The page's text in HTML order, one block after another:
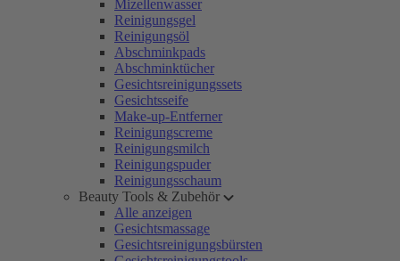
Mizellenwasser
Reinigungsgel
Reinigungsöl
Abschminkpads
Abschminktücher
Gesichtsreinigungssets
Gesichtsseife
Make-up-Entferner
Reinigungscreme
Reinigungsmilch
Reinigungspuder
Reinigungsschaum
Beauty Tools & Zubehör
Alle anzeigen
Gesichtsmassage
Gesichtsreinigungsbürsten